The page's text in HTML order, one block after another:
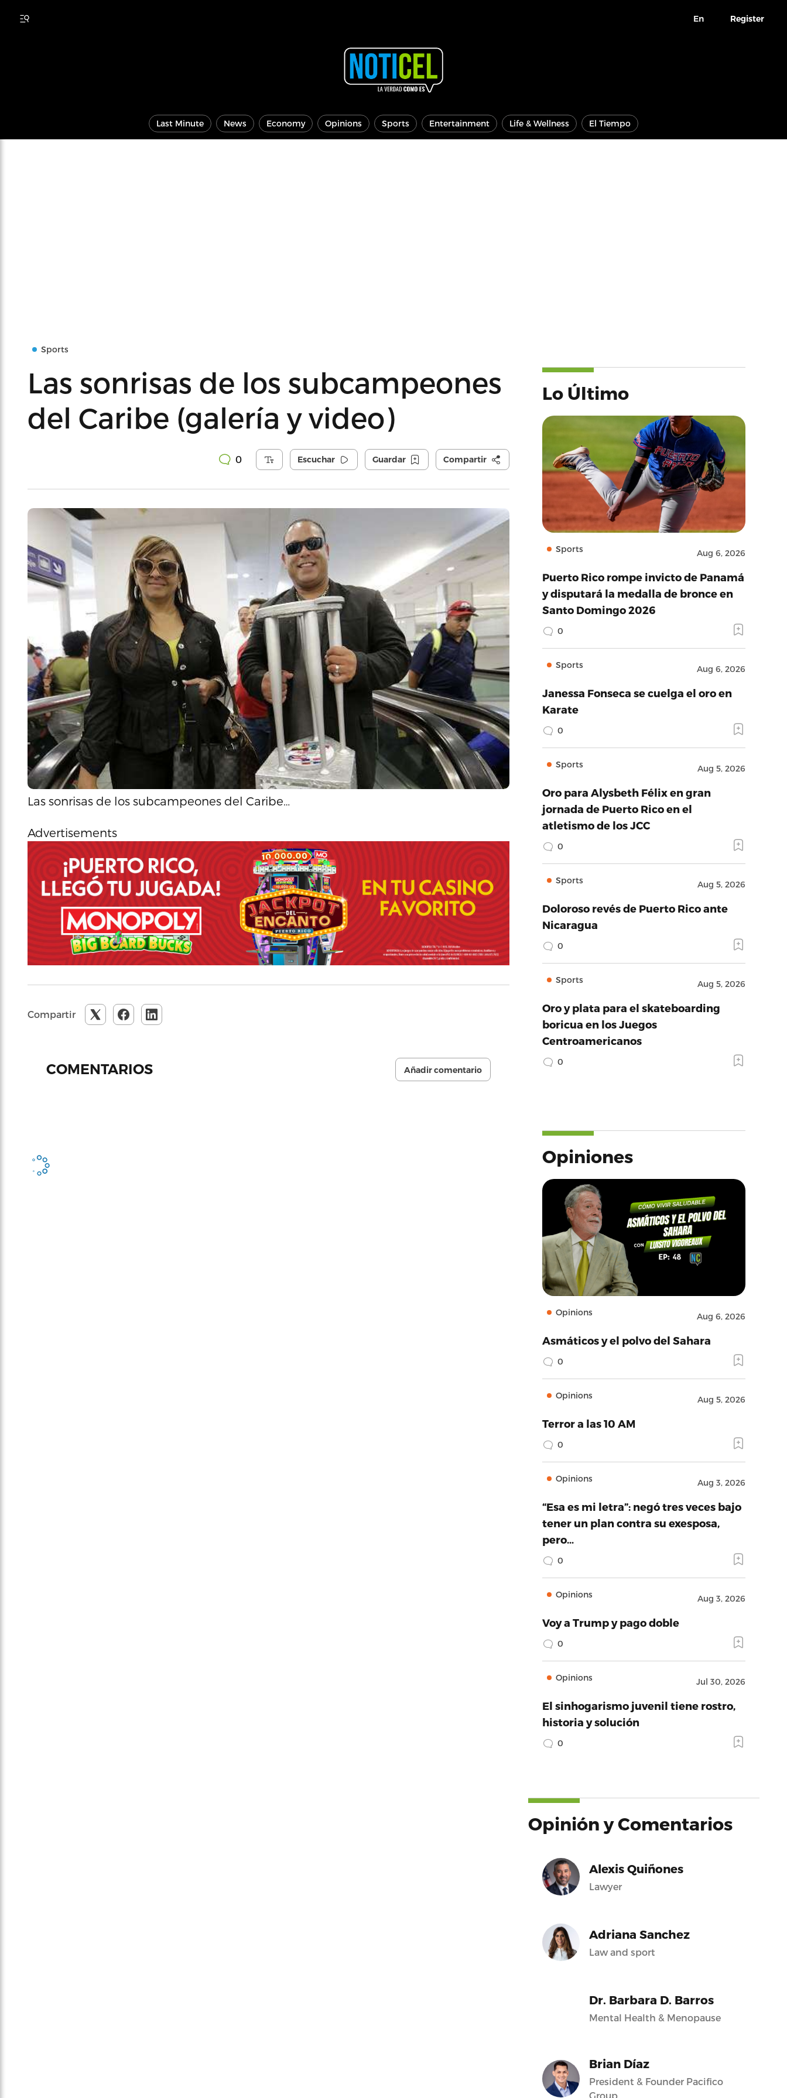
En Register
Last Minute News Economy Opinions Sports Entertainment Life & Wellness El Tiempo
Sports
Las sonrisas de los subcampeones
del Caribe (galería y video)
0 Escuchar Guardar Compartir
Las sonrisas de los subcampeones del Caribe…
Advertisements
Compartir
COMENTARIOS Añadir comentario
Lo Último
Sports Aug 6, 2026
Puerto Rico rompe invicto de Panamá
y disputará la medalla de bronce en
Santo Domingo 2026
0
Sports Aug 6, 2026
Janessa Fonseca se cuelga el oro en
Karate
0
Sports Aug 5, 2026
Oro para Alysbeth Félix en gran
jornada de Puerto Rico en el
atletismo de los JCC
0
Sports Aug 5, 2026
Doloroso revés de Puerto Rico ante
Nicaragua
0
Sports Aug 5, 2026
Oro y plata para el skateboarding
boricua en los Juegos
Centroamericanos
0
Opiniones
Opinions Aug 6, 2026
Asmáticos y el polvo del Sahara
0
Opinions Aug 5, 2026
Terror a las 10 AM
0
Opinions Aug 3, 2026
“Esa es mi letra”: negó tres veces bajo
tener un plan contra su exesposa,
pero…
0
Opinions Aug 3, 2026
Voy a Trump y pago doble
0
Opinions Jul 30, 2026
El sinhogarismo juvenil tiene rostro,
historia y solución
0
Opinión y Comentarios
Alexis Quiñones
Lawyer
Adriana Sanchez
Law and sport
Dr. Barbara D. Barros
Mental Health & Menopause
Brian Díaz
President & Founder Pacifico
Group